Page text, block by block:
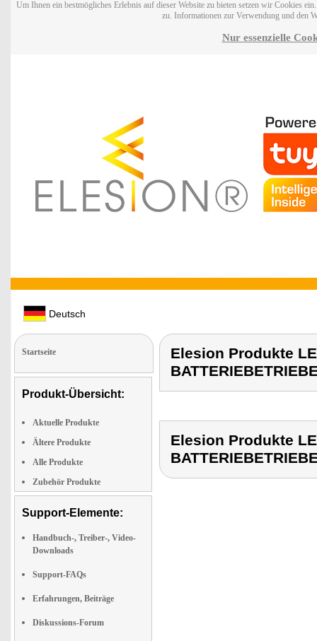
Um Ihnen ein bestmögliches Erlebnis auf dieser Website zu bieten setzen wir Cookies
zu. Informationen zur Verwendung und den
Nur essenzielle
Deutsch
Startseite
Produkt-Übersicht:
Aktuelle Produkte
Ältere Produkte
Alle Produkte
Zubehör Produkte
Support-Elemente:
Handbuch-, Treiber-, Video-
Downloads
Support-FAQs
Erfahrungen, Beiträge
Diskussions-Forum
Elesion Produkte
Elesion Produkte